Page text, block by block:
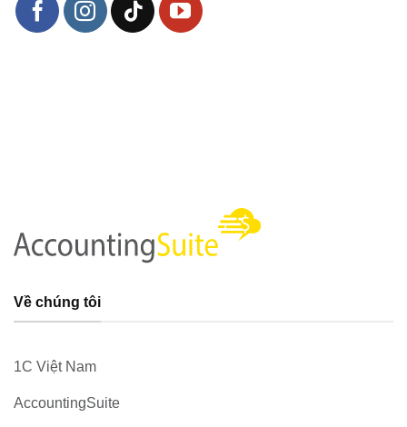
Về chúng tôi
1C Việt Nam
AccountingSuite